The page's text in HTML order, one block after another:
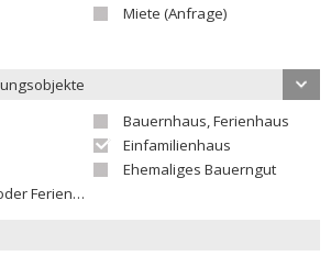
Miete (Anfrage)
Bauernhaus, Ferienhaus
Einfamilienhaus
Ehemaliges Bauerngut